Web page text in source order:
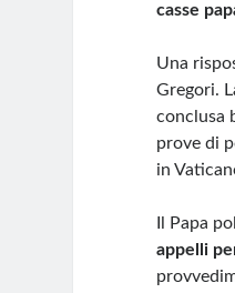
casse
Una
Gregori.
conclusa
prove di
in
Il Papa
appelli